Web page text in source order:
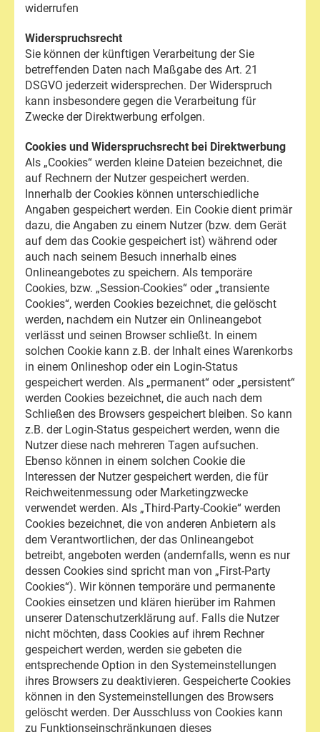
widerrufen
Widerspruchsrecht
Sie können der künftigen Verarbeitung der Sie
betreffenden Daten nach Maßgabe des Art. 21
DSGVO jederzeit widersprechen. Der Widerspruch
kann insbesondere gegen die Verarbeitung für
Zwecke der Direktwerbung erfolgen.
Cookies und Widerspruchsrecht bei Direktwerbung
Als „Cookies“ werden kleine Dateien bezeichnet, die
auf Rechnern der Nutzer gespeichert werden.
Innerhalb der Cookies können unterschiedliche
Angaben gespeichert werden. Ein Cookie dient primär
dazu, die Angaben zu einem Nutzer (bzw. dem Gerät
auf dem das Cookie gespeichert ist) während oder
auch nach seinem Besuch innerhalb eines
Onlineangebotes zu speichern. Als temporäre
Cookies, bzw. „Session-Cookies“ oder „transiente
Cookies“, werden Cookies bezeichnet, die gelöscht
werden, nachdem ein Nutzer ein Onlineangebot
verlässt und seinen Browser schließt. In einem
solchen Cookie kann z.B. der Inhalt eines Warenkorbs
in einem Onlineshop oder ein Login-Status
gespeichert werden. Als „permanent“ oder „persistent“
werden Cookies bezeichnet, die auch nach dem
Schließen des Browsers gespeichert bleiben. So kann
z.B. der Login-Status gespeichert werden, wenn die
Nutzer diese nach mehreren Tagen aufsuchen.
Ebenso können in einem solchen Cookie die
Interessen der Nutzer gespeichert werden, die für
Reichweitenmessung oder Marketingzwecke
verwendet werden. Als „Third-Party-Cookie“ werden
Cookies bezeichnet, die von anderen Anbietern als
dem Verantwortlichen, der das Onlineangebot
betreibt, angeboten werden (andernfalls, wenn es nur
dessen Cookies sind spricht man von „First-Party
Cookies“). Wir können temporäre und permanente
Cookies einsetzen und klären hierüber im Rahmen
unserer Datenschutzerklärung auf. Falls die Nutzer
nicht möchten, dass Cookies auf ihrem Rechner
gespeichert werden, werden sie gebeten die
entsprechende Option in den Systemeinstellungen
ihres Browsers zu deaktivieren. Gespeicherte Cookies
können in den Systemeinstellungen des Browsers
gelöscht werden. Der Ausschluss von Cookies kann
zu Funktionseinschränkungen dieses